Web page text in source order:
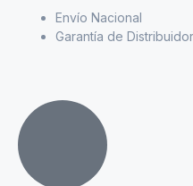
Envío Nacional
Garantía de Distribuidor